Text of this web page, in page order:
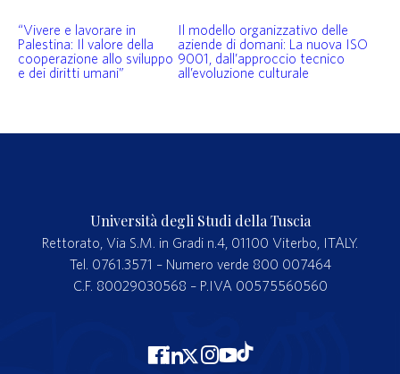
“Vivere e lavorare in
Palestina: Il valore della
cooperazione allo sviluppo
e dei diritti umani”
Il modello organizzativo delle
aziende di domani: La nuova ISO
9001, dall’approccio tecnico
all’evoluzione culturale
Università degli Studi della Tuscia
Rettorato, Via S.M. in Gradi n.4, 01100 Viterbo, ITALY.
Tel. 0761.3571 – Numero verde 800 007464
C.F. 80029030568 – P.IVA 00575560560